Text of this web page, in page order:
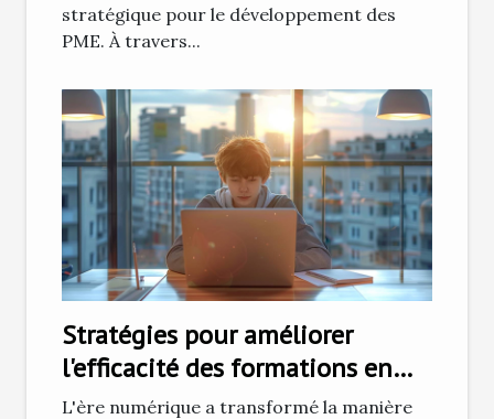
stratégique pour le développement des
PME. À travers...
Stratégies pour améliorer
l'efficacité des formations en
ligne
L'ère numérique a transformé la manière